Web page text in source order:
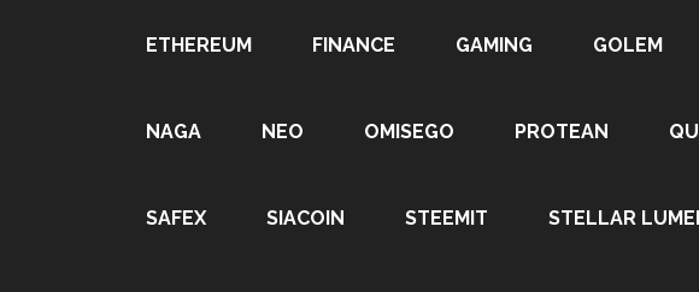
ETHEREUM FINANCE GAMING GOLEM
NAGA NEO OMISEGO PROTEAN
SAFEX SIACOIN STEEMIT STELLAR